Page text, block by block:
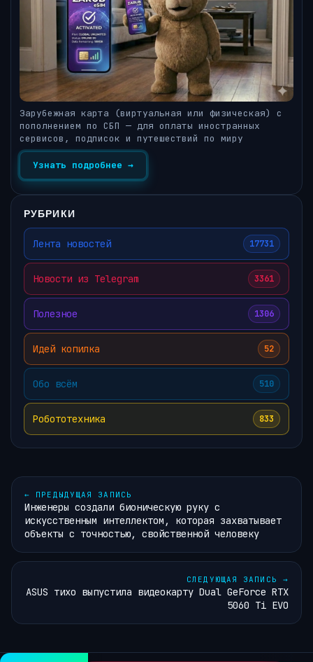
Зарубежная карта (виртуальная или физическая) с
пополнением по СБП — для оплаты иностранных
сервисов, подписок и путешествий по миру
Узнать подробнее →
РУБРИКИ
Лента новостей 17731
Новости из Telegram 3361
Полезное 1306
Идей копилка 52
Обо всём 510
Робототехника 833
← ПРЕДЫДУЩАЯ ЗАПИСЬ
Инженеры создали бионическую руку с
искусственным интеллектом, которая захватывает
объекты с точностью, свойственной человеку
СЛЕДУЮЩАЯ ЗАПИСЬ →
ASUS тихо выпустила видеокарту Dual GeForce RTX
5060 Ti EVO